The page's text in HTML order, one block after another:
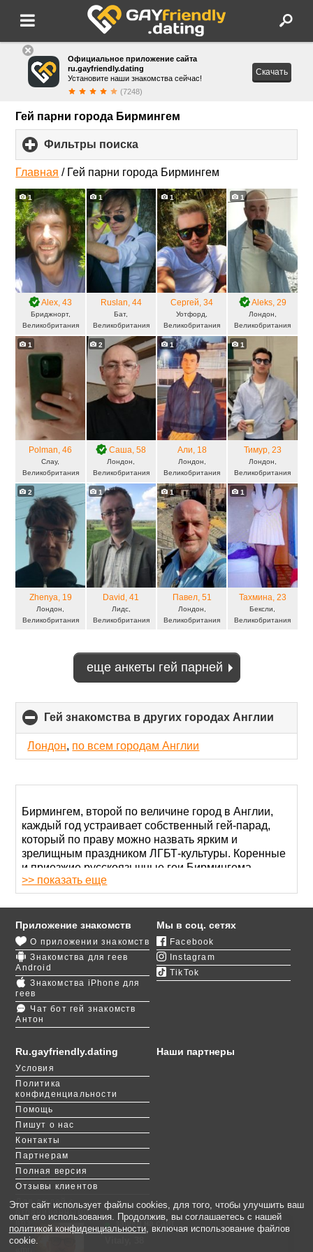
Официальное приложение сайта
ru.gayfriendly.dating
Установите наши знакомства сейчас!
(7248)
Скачать
Гей парни города Бирмингем
Фильтры поиска
to
expand
contents
Главная / Гей парни города Бирмингем
1
Alex, 43
Бриджнорт,
Великобритания
1
Ruslan, 44
Бат,
Великобритания
1
Сергей, 34
Уотфорд,
Великобритания
1
Aleks, 29
Лондон,
Великобритания
1
Polman, 46
Слау,
Великобритания
2
Саша, 58
Лондон,
Великобритания
1
Али, 18
Лондон,
Великобритания
1
Тимур, 23
Лондон,
Великобритания
2
Zhenya, 19
Лондон,
Великобритания
1
David , 41
Лидс,
Великобритания
1
Павел, 51
Лондон,
Великобритания
1
Тахмина, 23
Бексли,
Великобритания
еще анкеты гей парней
Гей знакомства в других городах Англии
to
Лондон, по всем городам Англии
Бирмингем, второй по величине город в Англии,
каждый год устраивает собственный гей-парад,
который по праву можно назвать ярким и
зрелищным праздником ЛГБТ-культуры. Коренные
и приезжие русскоязычные геи Бирмингема
чувствуют себя свободно, не поддаются травле и
дискриминации. В городе работают гей-клубы и
бары, где можно развлечься со своим партнером.
Один из популярных способов поиска мужчин –
интернет. Наш портал отлично подходит
русскоязычным жителям Бирмингема, которые
хотят встречаться с парнями из этого же города,
знающими русский язык.
На сайте продуман простой поиск пользователей
параметрам. Выбирайте то, что играет для вас
подходящих кандидатов. Будьте активным,
общайтесь с участниками онлайн, договаривайтесь
о встречах – так вы быстро найдете себе пару.
>> показать еще
Ru.gayfriendly.dating
Условия
Политика
конфиденциальности
Помощь
Пишут о нас
Контакты
Партнерам
Полная версия
Отзывы клиентов
Для людей с
ограниченными
возможностями
Приложение знакомств
О приложении знакомств
Знакомства для геев
Android
Знакомства iPhone для
геев
Чат бот гей знакомств
Антон
Мы в соц. сетях
Facebook
Instagram
TikTok
Наши партнеры
Этот сайт использует файлы cookies, для того, чтобы улучшить ваш
опыт его использования. Продолжив, вы соглашаетесь с нашей
политикой конфиденциальности, включая использование файлов
cookie.
×
зашёл на сайт